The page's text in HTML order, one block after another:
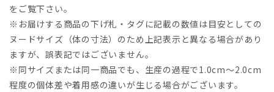
をご覧下さい。
※お届けする商品の下げ札・タグに記載の数値は目安としての
ヌードサイズ（体の寸法）のため上記表示と異なる場合があり
ますが、誤表記ではございません。
※同サイズまたは同一商品でも、生産の過程で1.0cm～2.0cm
程度の個体差や着用感の違いが生じる場合がございます。